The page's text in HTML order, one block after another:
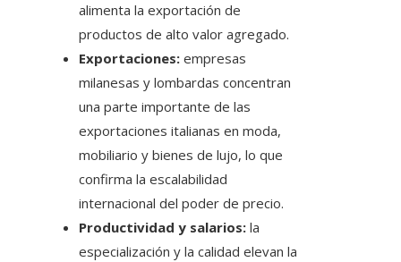
alimenta la exportación de
productos de alto valor agregado.
Exportaciones: empresas
milanesas y lombardas concentran
una parte importante de las
exportaciones italianas en moda,
mobiliario y bienes de lujo, lo que
confirma la escalabilidad
internacional del poder de precio.
Productividad y salarios: la
especialización y la calidad elevan la